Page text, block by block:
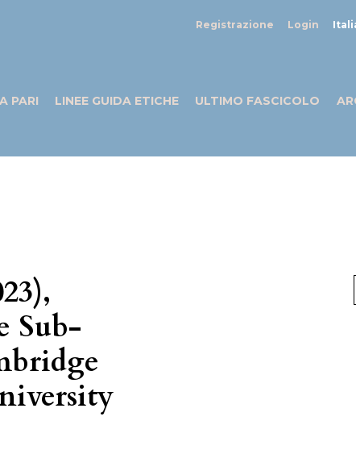
Registrazione Login
PARI LINEE GUIDA ETICHE ULTIMO FASCICOLO
Sub-